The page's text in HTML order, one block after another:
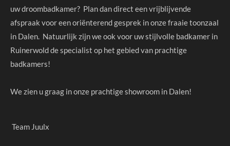
uw droombadkamer? Plan dan direct een vrijblijvende
afspraak voor een oriënterend gesprek in onze fraaie toonzaal
in Dalen. Natuurlijk zijn we ook voor uw stijlvolle badkamer in
Ruinerwold de specialist op het gebied van prachtige
badkamers!
We zien u graag in onze prachtige showroom in Dalen!
Team Juulx